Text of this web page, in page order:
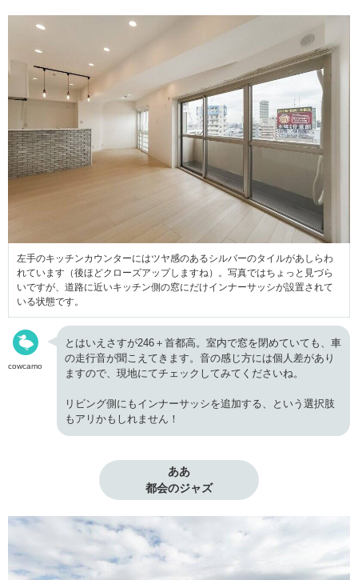
左手のキッチンカウンターにはツヤ感のあるシルバーのタイルがあしらわ
れています（後ほどクローズアップしますね）。写真ではちょっと見づら
いですが、道路に近いキッチン側の窓にだけインナーサッシが設置されて
いる状態です。
cowcamo
とはいえさすが246＋首都高。室内で窓を閉めていても、車
の走行音が聞こえてきます。音の感じ方には個人差があり
ますので、現地にてチェックしてみてくださいね。
リビング側にもインナーサッシを追加する、という選択肢
もアリかもしれません！
ああ
都会のジャズ